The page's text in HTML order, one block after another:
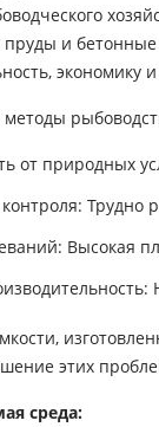
и
экономику
от природных
Трудно
Высокая
этих
среда: